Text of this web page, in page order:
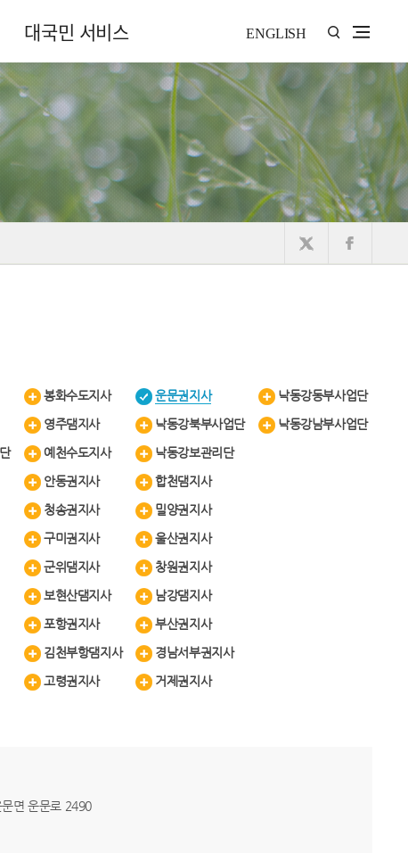
대국민 서비스 ENGLISH
봉화수도지사
영주댐지사
예천수도지사
안동권지사
청송권지사
구미권지사
군위댐지사
보현산댐지사
포항권지사
김천부항댐지사
고령권지사
운문권지사
낙동강북부사업단
낙동강보관리단
합천댐지사
밀양권지사
울산권지사
창원권지사
남강댐지사
부산권지사
경남서부권지사
거제권지사
낙동강동부사업단
낙동강남부사업단
면 운문로 2490